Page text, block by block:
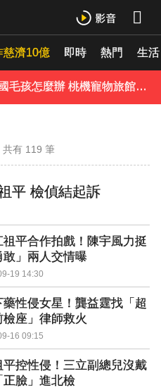
慈濟10億 即時 熱門 生活
握天下大小事！
東森深度周報／出國毛孩怎麼辦 桃機寵物旅館應運而生
共有 119 筆
平 檢偵結起訴
祖平合作拍戲！陳宇風力挺
敢」兩人交情曝
19 14:30
藥性侵女星！龔益霆找「超
檢座」律師救火
16 09:15
平控性侵！三立副總兒沒戴
正臉」進北檢